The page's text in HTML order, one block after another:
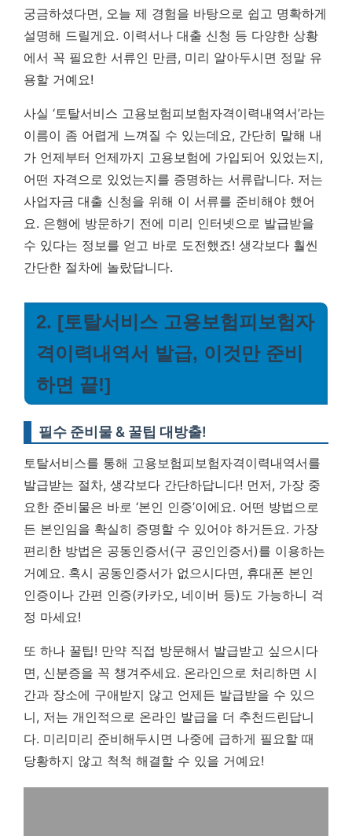
궁금하셨다면, 오늘 제 경험을 바탕으로 쉽고 명확하게
설명해 드릴게요. 이력서나 대출 신청 등 다양한 상황
에서 꼭 필요한 서류인 만큼, 미리 알아두시면 정말 유
용할 거예요!
사실 ‘토탈서비스 고용보험피보험자격이력내역서’라는
이름이 좀 어렵게 느껴질 수 있는데요, 간단히 말해 내
가 언제부터 언제까지 고용보험에 가입되어 있었는지,
어떤 자격으로 있었는지를 증명하는 서류랍니다. 저는
사업자금 대출 신청을 위해 이 서류를 준비해야 했어
요. 은행에 방문하기 전에 미리 인터넷으로 발급받을
수 있다는 정보를 얻고 바로 도전했죠! 생각보다 훨씬
간단한 절차에 놀랐답니다.
2. [토탈서비스 고용보험피보험자
격이력내역서 발급, 이것만 준비
하면 끝!]
필수 준비물 & 꿀팁 대방출!
토탈서비스를 통해 고용보험피보험자격이력내역서를
발급받는 절차, 생각보다 간단하답니다! 먼저, 가장 중
요한 준비물은 바로 ‘본인 인증’이에요. 어떤 방법으로
든 본인임을 확실히 증명할 수 있어야 하거든요. 가장
편리한 방법은 공동인증서(구 공인인증서)를 이용하는
거예요. 혹시 공동인증서가 없으시다면, 휴대폰 본인
인증이나 간편 인증(카카오, 네이버 등)도 가능하니 걱
정 마세요!
또 하나 꿀팁! 만약 직접 방문해서 발급받고 싶으시다
면, 신분증을 꼭 챙겨주세요. 온라인으로 처리하면 시
간과 장소에 구애받지 않고 언제든 발급받을 수 있으
니, 저는 개인적으로 온라인 발급을 더 추천드린답니
다. 미리미리 준비해두시면 나중에 급하게 필요할 때
당황하지 않고 척척 해결할 수 있을 거예요!